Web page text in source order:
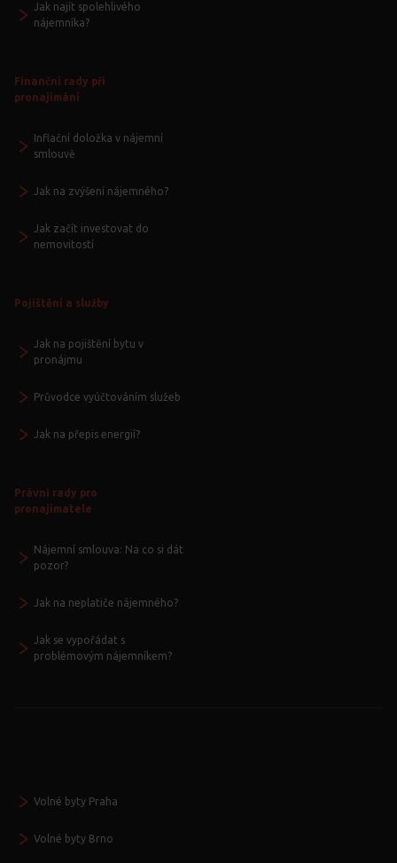
Jak najít spolehlivého
nájemníka?
Finanční rady při
pronajímání
Inflační doložka v nájemní
smlouvě
Jak na zvýšení nájemného?
Jak začít investovat do
nemovitostí
Pojištění a služby
Jak na pojištění bytu v
pronájmu
Průvodce vyúčtováním služeb
Jak na přepis energií?
Právní rady pro
pronajímatele
Nájemní smlouva: Na co si dát
pozor?
Jak na neplatiče nájemného?
Jak se vypořádat s
problémovým nájemníkem?
Volné byty Praha
Volné byty Brno